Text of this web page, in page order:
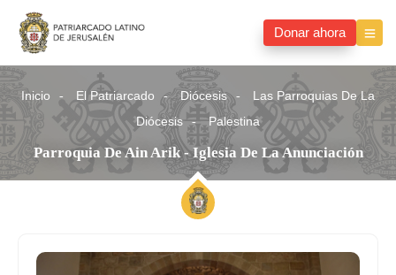
Donar ahora
Inicio El Patriarcado Diócesis
Las Parroquias De La
Diócesis
Palestina
Parroquia De Ain Arik - Iglesia De La Anunciación